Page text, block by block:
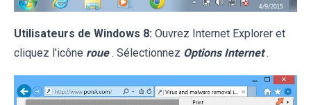
Utilisateurs de Windows 8: Ouvrez Internet Explorer et
cliquez l'icône roue . Sélectionnez Options Internet .